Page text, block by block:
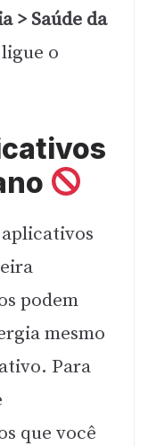
> Saúde da
o
podem
mesmo
Para
que você